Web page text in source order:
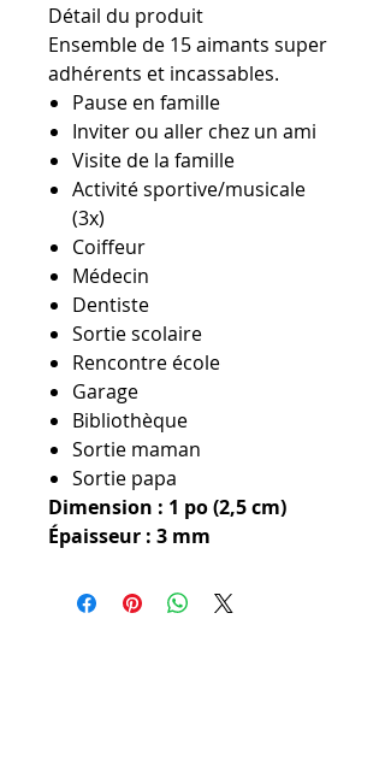
Détail du produit
Ensemble de 15 aimants super
adhérents et incassables.
Pause en famille
Inviter ou aller chez un ami
Visite de la famille
Activité sportive/musicale
(3x)
Coiffeur
Médecin
Dentiste
Sortie scolaire
Rencontre école
Garage
Bibliothèque
Sortie maman
Sortie papa
Dimension : 1 po (2,5 cm)
Épaisseur : 3 mm